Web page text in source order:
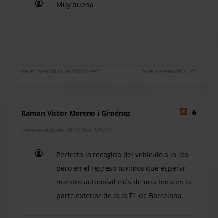
compras de última hora.
Muy buena
Valet interior (aparcacoches) 5 de agosto de 2026
Ramon Victor Moreno i Giménez 6
Estacionado de 28/7/26 a 1/8/26
Perfecta la recogida del vehículo a la ida
pero en el regreso tuvimos que esperar
nuestro automóvil más de una hora en la
parte exterior de la la T1 de Barcelona.